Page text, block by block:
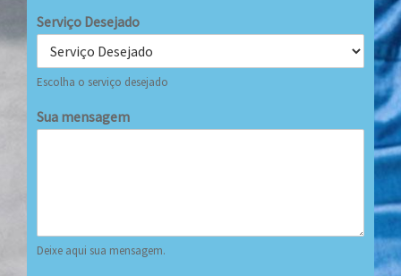
Serviço Desejado
Escolha o serviço desejado
Sua mensagem
Deixe aqui sua mensagem.